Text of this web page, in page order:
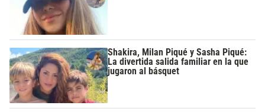
Shakira, Milan Piqué y Sasha Piqué:
La divertida salida familiar en la que
jugaron al básquet